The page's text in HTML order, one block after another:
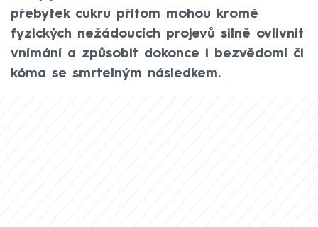
přebytek cukru přitom mohou kromě
fyzických nežádoucích projevů silně ovlivnit
vnímání a způsobit dokonce i bezvědomí či
kóma se smrtelným následkem.